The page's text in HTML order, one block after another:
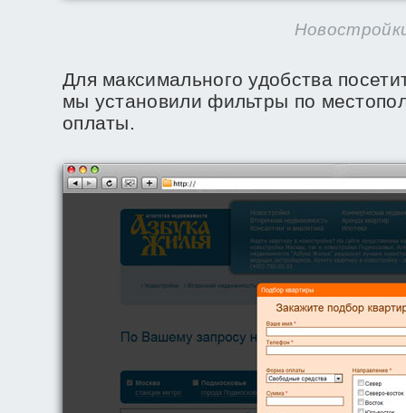
Для максимального удобства
мы установили фильтры по
оплаты.